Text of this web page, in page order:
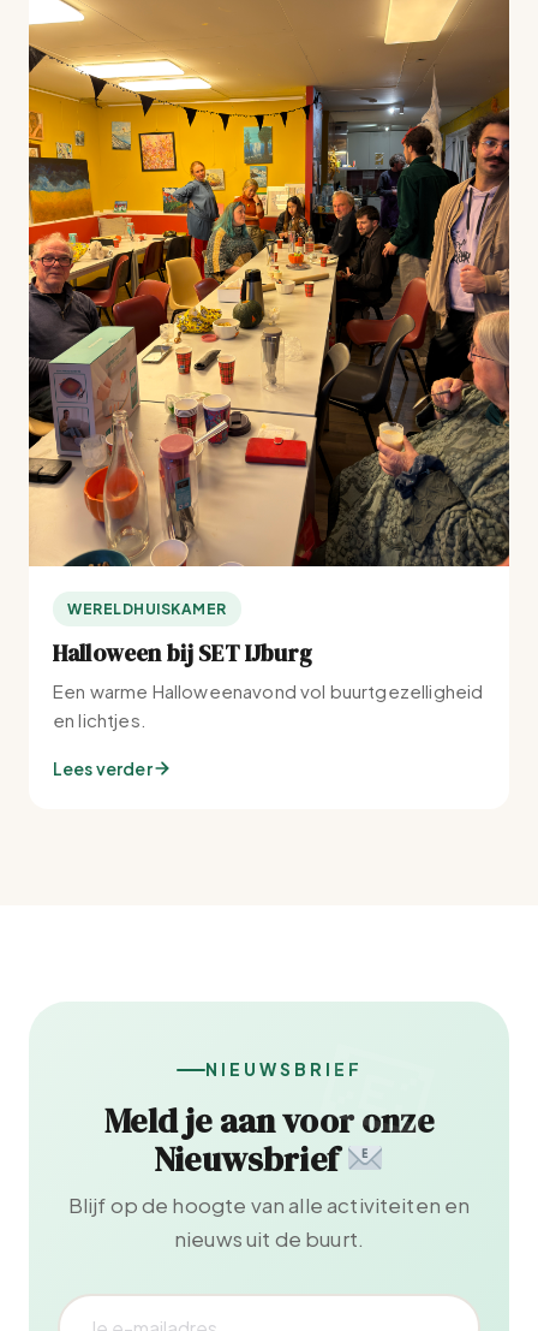
WERELDHUISKAMER
Halloween bij SET IJburg
Een warme Halloweenavond vol buurtgezelligheid
en lichtjes.
Lees verder
NIEUWSBRIEF
Meld je aan voor onze
Nieuwsbrief
Blijf op de hoogte van alle activiteiten en
nieuws uit de buurt.